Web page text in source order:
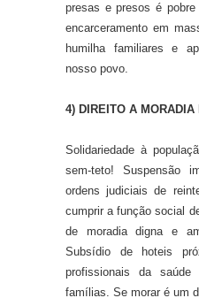
presas e presos é
encarceramento em
humilha familiares e
nosso povo.
4) DIREITO A MORADIA
Solidariedade à
sem-teto! Suspensão
ordens judiciais de
cumprir a função social
de moradia digna e
Subsídio de hoteis
profissionais da
famílias. Se morar é um